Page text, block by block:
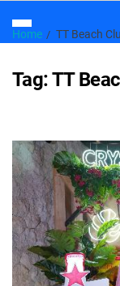
Home TT Beach
Tag:TT